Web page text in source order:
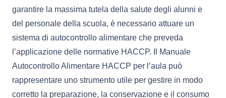
garantire la massima tutela della salute degli alunni e
del personale della scuola, è necessario attuare un
sistema di autocontrollo alimentare che preveda
l’applicazione delle normative HACCP. Il Manuale
Autocontrollo Alimentare HACCP per l’aula può
rappresentare uno strumento utile per gestire in modo
corretto la preparazione, la conservazione e il consumo